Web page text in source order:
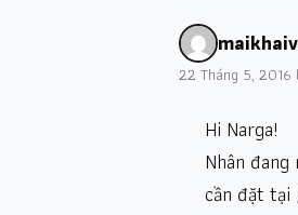
maikhai
22 Tháng 5, 2016
Hi Narga!
Nhân
cần đặt